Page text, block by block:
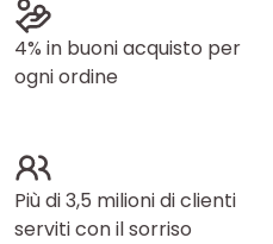
4% in buoni acquisto per
ogni ordine
Più di 3,5 milioni di clienti
serviti con il sorriso